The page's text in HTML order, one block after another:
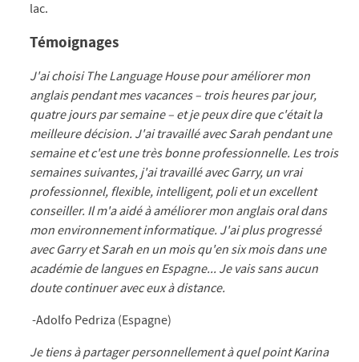
lac.
Témoignages
J'ai choisi The Language House pour améliorer mon
anglais pendant mes vacances – trois heures par jour,
quatre jours par semaine – et je peux dire que c'était la
meilleure décision. J'ai travaillé avec Sarah pendant une
semaine et c'est une très bonne professionnelle. Les trois
semaines suivantes, j'ai travaillé avec Garry, un vrai
professionnel, flexible, intelligent, poli et un excellent
conseiller. Il m'a aidé à améliorer mon anglais oral dans
mon environnement informatique. J'ai plus progressé
avec Garry et Sarah en un mois qu'en six mois dans une
académie de langues en Espagne... Je vais sans aucun
doute continuer avec eux à distance.
-Adolfo Pedriza (Espagne)
Je tiens à partager personnellement à quel point Karina